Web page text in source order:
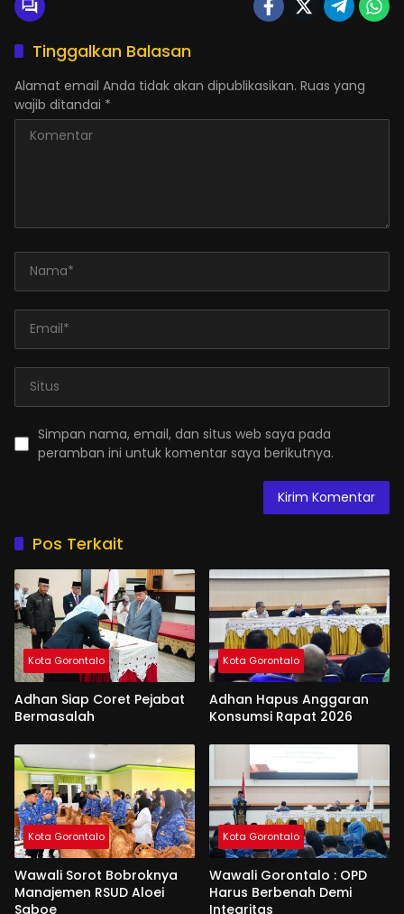
Tinggalkan Balasan
Alamat email Anda tidak akan dipublikasikan. Ruas yang
wajib ditandai *
Simpan nama, email, dan situs web saya pada
peramban ini untuk komentar saya berikutnya.
Pos Terkait
Kota Gorontalo
Adhan Siap Coret Pejabat
Bermasalah
Kota Gorontalo
Adhan Hapus Anggaran
Konsumsi Rapat 2026
Kota Gorontalo
Wawali Sorot Bobroknya
Manajemen RSUD Aloei
Saboe
Kota Gorontalo
Wawali Gorontalo : OPD
Harus Berbenah Demi
Integritas